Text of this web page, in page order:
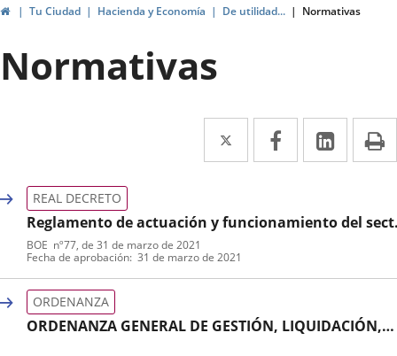
HomeTu Ciudad Hacienda y Economía De utilidad... Normativas
Normativas
Twitter
Enlace
a
aplicación
externa.
Facebook
Enlace
a
aplicación
Enlace
a
Reglamento de actuación y funcionamiento del
público por medios electrónicos
Tipo
de
normativa
REAL DECRETO
Referencia
boletin
BOE nº77, de 31 de marzo de 2021
Fecha de aprobación 31 de marzo de 2021
ORDENANZA GENERAL DE GESTIÓN, LIQUIDACIÓN,
ORDENANZA